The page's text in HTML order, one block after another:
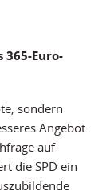
Euro-
sondern
Angebot
auf
die SPD ein